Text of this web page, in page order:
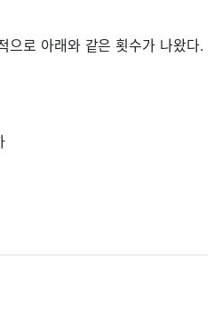
으로 아래와 같은 횟수가 나왔다.